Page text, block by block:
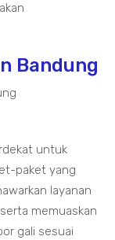
Bandung
untuk
paket yang
layanan
memuaskan
gali sesuai